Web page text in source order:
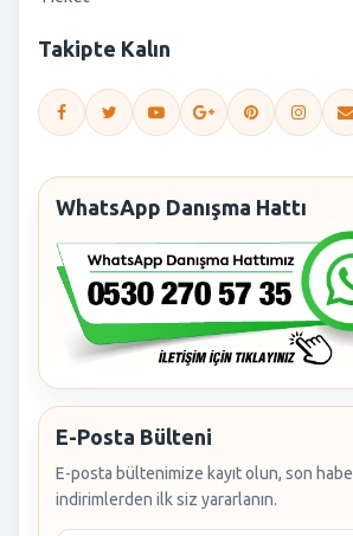
Takipte Kalın
WhatsApp Danışma Hattı
E-Posta Bülteni
E-posta bültenimize kayıt olun, son
indirimlerden ilk siz yararlanın.